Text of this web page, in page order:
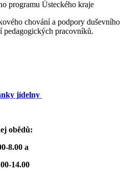
programu Ústeckého kraje
chování a podpory duševního
pedagogických pracovníků.
jídelny
obědů:
8.00 a
14.00